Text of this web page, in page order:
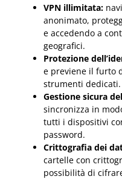
VPN illimitata:
anonimato,
e accedendo a
geografici.
Protezione
e previene il furto
strumenti dedicati.
Gestione sicura
sincronizza in
tutti i dispositivi
password.
Crittografia dei
cartelle con
possibilità di